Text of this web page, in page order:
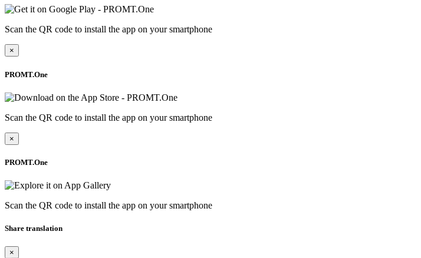
Scan the QR code to install the app on your smartphone
×
PROMT.One
Scan the QR code to install the app on your smartphone
×
PROMT.One
Scan the QR code to install the app on your smartphone
Share translation
×